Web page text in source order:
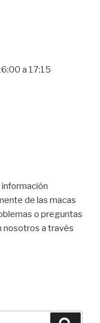
a 17:15
de las macas
o preguntas
nosotros a través